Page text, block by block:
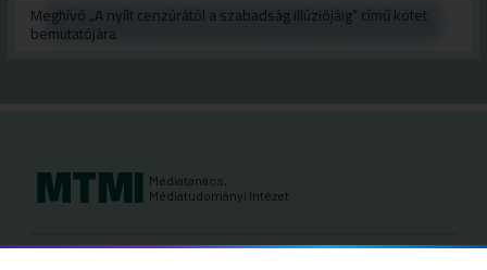
Meghívó „A nyílt cenzúrától a szabadság illúziójáig” című kötet
bemutatójára
Médiatanács,
Médiatudományi Intézet